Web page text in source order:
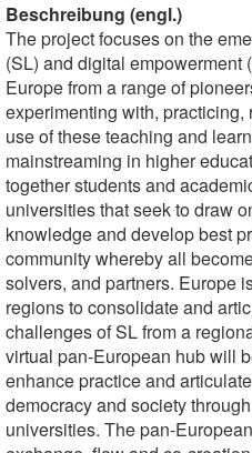
Beschreibung (engl.)
The project focuses on the
(SL) and digital empowerment
Europe from a range of
experimenting with,
use of these teaching and
mainstreaming in higher
together students and
universities that seek to draw
knowledge and develop best
community whereby all
solvers, and partners. Europe
regions to consolidate and
challenges of SL from a
virtual pan-European hub will
enhance practice and
democracy and society
universities. The pan-